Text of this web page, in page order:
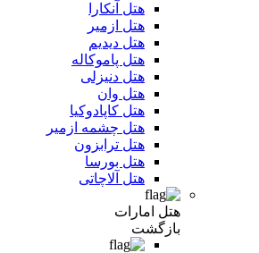
هتل آنکارا
هتل ازمیر
هتل دیدیم
هتل پاموکاله
هتل دنیزلی
هتل وان
هتل کاپادوکیا
هتل چشمه ازمیر
هتل ترابزون
هتل بورسا
هتل آلاچاتی
هتل امارات
بازگشت